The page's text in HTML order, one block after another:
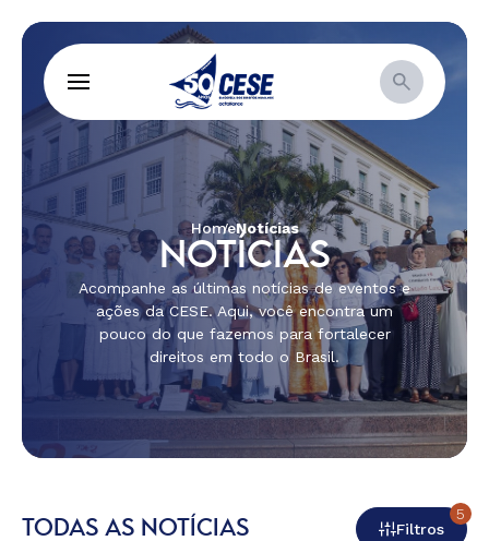
HomeNotícias
NOTÍCIAS
Acompanhe as últimas notícias de eventos e
ações da CESE. Aqui, você encontra um
pouco do que fazemos para fortalecer
direitos em todo o Brasil.
TODAS AS NOTÍCIAS Filtros
5